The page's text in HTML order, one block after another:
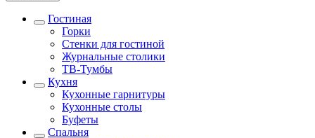
Гостиная
Горки
Стенки для гостиной
Журнальные столики
TВ-Тумбы
Кухня
Кухонные гарнитуры
Кухонные столы
Буфеты
Спальня